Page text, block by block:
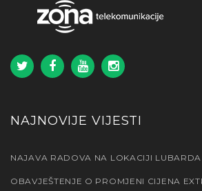
NAJNOVIJE VIJESTI
NAJAVA RADOVA NA LOKACIJI
OBAVJEŠTENJE O PROMJENI CIJENA